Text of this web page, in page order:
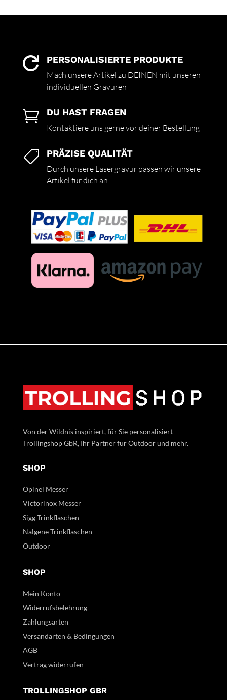
 PERSONALISIERTE PRODUKTE
Mach unsere Artikel zu DEINEN mit unseren
individuellen Gravuren
 DU HAST FRAGEN
Kontaktiere uns gerne vor deiner Bestellung
 PRÄZISE QUALITÄT
Durch unsere Lasergravur passen wir unsere
Artikel für dich an!
Von der Wildnis inspiriert, für Sie personalisiert –
Trollingshop GbR, Ihr Partner für Outdoor und mehr.
SHOP
Opinel Messer
Victorinox Messer
Sigg Trinkflaschen
Nalgene Trinkflaschen
Outdoor
SHOP
Mein Konto
Widerrufsbelehrung
Zahlungsarten
Versandarten & Bedingungen
AGB
Vertrag widerrufen
TROLLINGSHOP GBR